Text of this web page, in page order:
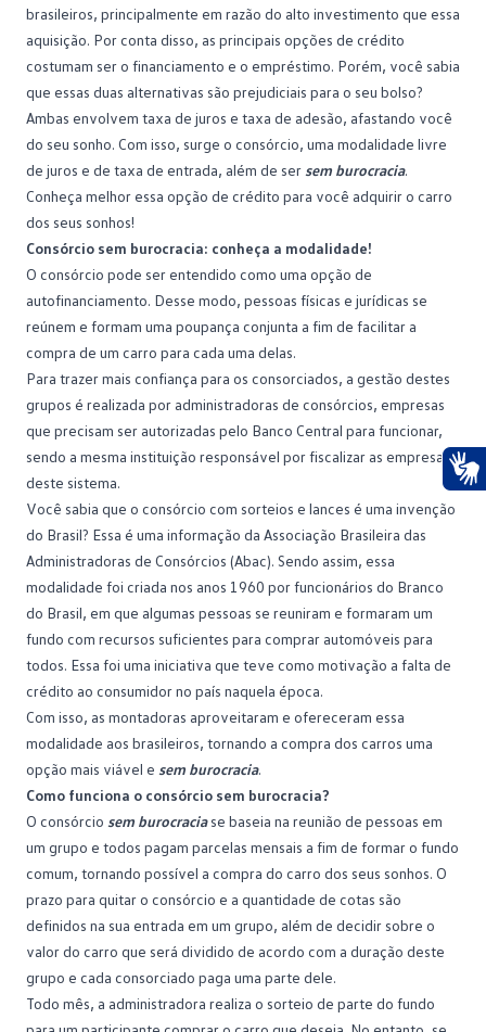
brasileiros, principalmente em razão do alto investimento que essa
aquisição. Por conta disso, as principais opções de crédito
costumam ser o financiamento e o empréstimo. Porém, você sabia
que essas duas alternativas são prejudiciais para o seu bolso?
Ambas envolvem taxa de juros e taxa de adesão, afastando você
do seu sonho. Com isso, surge o consórcio, uma modalidade livre
de juros e de taxa de entrada, além de ser sem burocracia.
Conheça melhor essa opção de crédito para você adquirir o carro
dos seus sonhos!
Consórcio sem burocracia: conheça a modalidade!
O consórcio pode ser entendido como uma opção de
autofinanciamento. Desse modo, pessoas físicas e jurídicas se
reúnem e formam uma poupança conjunta a fim de facilitar a
compra de um carro para cada uma delas.
Para trazer mais confiança para os consorciados, a gestão destes
grupos é realizada por administradoras de consórcios, empresas
que precisam ser autorizadas pelo Banco Central para funcionar,
sendo a mesma instituição responsável por fiscalizar as empresas
deste sistema.
Você sabia que o consórcio com sorteios e lances é uma invenção
do Brasil? Essa é uma informação da Associação Brasileira das
Administradoras de Consórcios (Abac). Sendo assim, essa
modalidade foi criada nos anos 1960 por funcionários do Branco
do Brasil, em que algumas pessoas se reuniram e formaram um
fundo com recursos suficientes para comprar automóveis para
todos. Essa foi uma iniciativa que teve como motivação a falta de
crédito ao consumidor no país naquela época.
Com isso, as montadoras aproveitaram e ofereceram essa
modalidade aos brasileiros, tornando a compra dos carros uma
opção mais viável e sem burocracia.
Como funciona o consórcio sem burocracia?
O consórcio sem burocraciase baseia na reunião de pessoas em
um grupo e todos pagam parcelas mensais a fim de formar o fundo
comum, tornando possível a compra do carro dos seus sonhos. O
prazo para quitar o consórcio e a quantidade de cotas são
definidos na sua entrada em um grupo, além de decidir sobre o
valor do carro que será dividido de acordo com a duração deste
grupo e cada consorciado paga uma parte dele.
Todo mês, a administradora realiza o sorteio de parte do fundo